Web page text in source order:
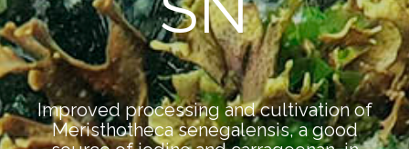
Improved processing and cultivation of
Meristhotheca senegalensis, a good